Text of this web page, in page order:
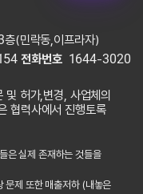
(민락동,이프라자)
전화번호 1644-3020
및 허가,변경, 사업체의
협력사에서 진행토록
은 실제 존재하는 것들을
문제 또한 매출저하 (내놓은